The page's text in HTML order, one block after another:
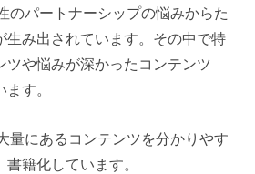
のパートナーシップの悩みからた
生み出されています。その中で特
ツや悩みが深かったコンテンツ
す。
量にあるコンテンツを分かりやす
籍化しています。